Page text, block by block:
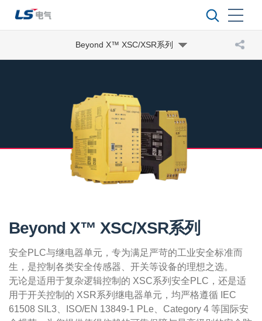
Beyond X™ XSC/XSR系列
Beyond X™ XSC/XSR系列
安全PLC与继电器单元，专为满足严苛的工业安全标准而
生，是控制各类安全传感器、开关等设备的理想之选。
无论是适用于复杂逻辑控制的 XSC系列安全PLC，还是适
用于开关控制的 XSR系列继电器单元，均严格遵循 IEC
61508 SIL3、ISO/EN 13849-1 PLe、Category 4 等国际安